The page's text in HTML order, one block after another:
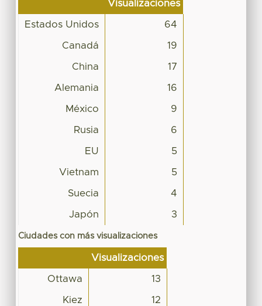
Visualizaciones
Estados Unidos 64
Canadá 19
China 17
Alemania 16
México 9
Rusia 6
EU 5
Vietnam 5
Suecia 4
Japón 3
Ciudades con más visualizaciones
Visualizaciones
Ottawa 13
Kiez 12